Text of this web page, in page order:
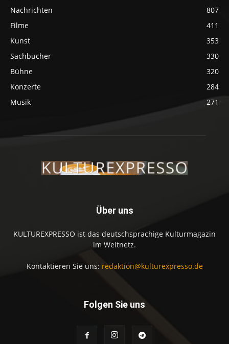
Nachrichten
807
Filme
411
Kunst
353
Sachbücher
330
Bühne
320
Konzerte
284
Musik
271
Über uns
KULTUREXPRESSO ist das deutschsprachige Kulturmagazin
im Weltnetz.
Kontaktieren Sie uns: redaktion@kulturexpresso.de
Folgen Sie uns